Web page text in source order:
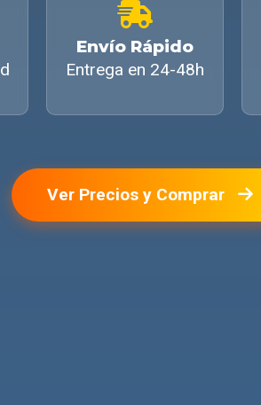
Envío Rápido
Entrega en 24-48h
Ver Precios y Comprar